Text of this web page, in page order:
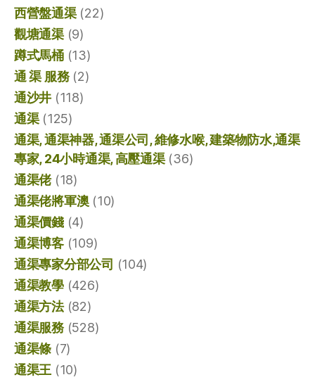
西營盤通渠(22)
觀塘通渠(9)
蹲式馬桶(13)
通 渠 服務(2)
通沙井 (118)
通渠(125)
通渠, 通渠神器, 通渠公司, 維修水喉, 建築物防水,通渠
專家, 24小時通渠, 高壓通渠(36)
通渠佬(18)
通渠佬將軍澳(10)
通渠價錢(4)
通渠博客(109)
通渠專家分部公司 (104)
通渠教學(426)
通渠方法(82)
通渠服務(528)
通渠條 (7)
通渠王 (10)